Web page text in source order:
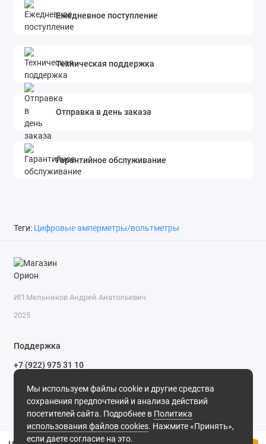
Ежедневное поступление
Техническая поддержка
Отправка в день заказа
Гарантийное обслуживание
Теги: Цифровые амперметры/вольтметры
Мы используем файлы cookie и другие средства
сохранения предпочтений и анализа действий
посетителей сайта. Подробнее в Политика
использования файлов cookies. Нажмите «Принять»,
если даете согласие на это.
ИП Мельников Андрей Анатольевич
2025
Поддержка
+7 (922) 975 31 10
+7 (909) 144 34 47
пн-пт с 9-00 до 18-00 часов,
сб с 10-00 до 15-00 часов,
вс выходной
(MSK, UTC+3)